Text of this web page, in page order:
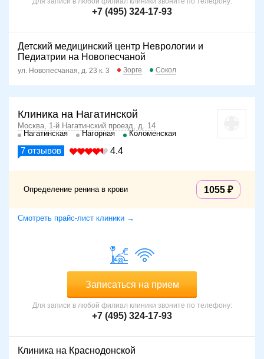
+7 (495) 324-17-93
Детский медицинский центр Неврологии и
Педиатрии на Новопесчаной
ул. Новопесчаная, д. 23 к. 3 Зорге Сокол
Клиника на Нагатинской
Москва, 1-й Нагатинский проезд, д. 14
Нагатинская
Нагорная Коломенская
7 отзывов 4.4
Определение ренина в крови 1055
Смотреть прайс-лист клиники →
Записаться на прием
Для записи в любой филиал клиники звоните по телефону:
+7 (495) 324-17-93
Клиника на Краснодонской